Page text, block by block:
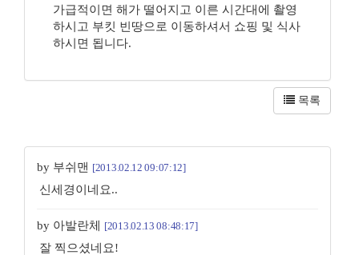
가급적이면 해가 떨어지고 이른 시간대에 촬영
하시고 부킷 빈땅으로 이동하셔서 쇼핑 및 식사
하시면 됩니다.
목록
by 부쉬맨 [2013.02.12 09:07:12]
신세경이네요..
by 아발란체 [2013.02.13 08:48:17]
잘 찍으셨네요!